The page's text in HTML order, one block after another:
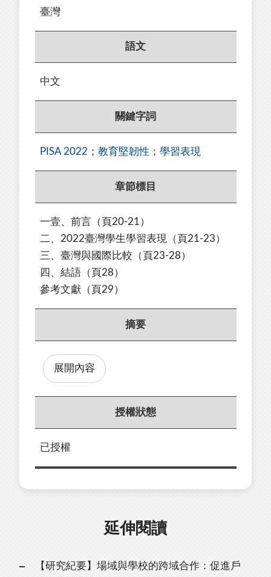
臺灣
語文
中文
關鍵字詞
PISA 2022 ； 教育堅韌性 ； 學習表現
章節標目
一壹、前言 （頁20-21）
二、2022臺灣學生學習表現
（頁21-23）
三、臺灣與國際比較（頁23-28）
四、結語（頁28）
參考文獻（頁29）
摘要
展開內容
授權狀態
已授權
延伸閱讀
【研究紀要】場域與學校的跨域合作：促進戶